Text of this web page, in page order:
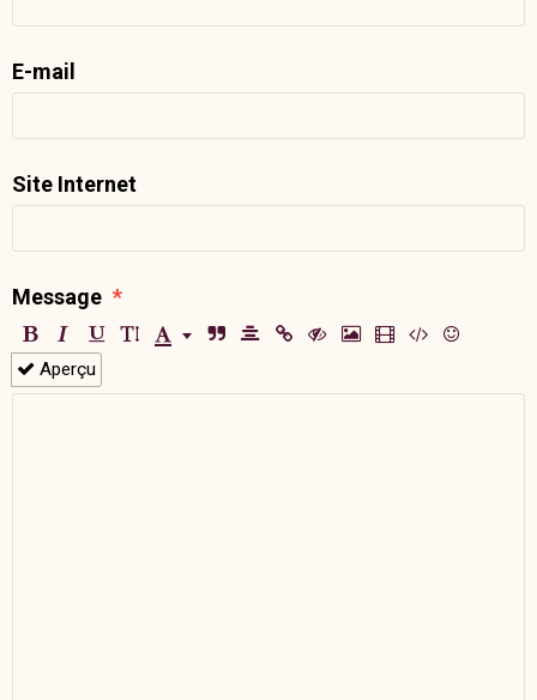
E-mail
Site Internet
Message
Aperçu